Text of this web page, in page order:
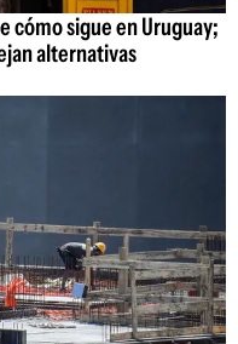
cómo sigue en Uruguay;
alternativas